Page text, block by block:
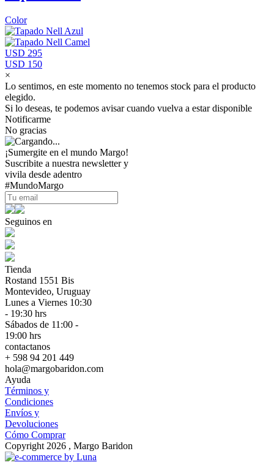
Color
USD 295
USD 150
×
Lo sentimos, en este momento no tenemos stock para el producto
elegido.
Si lo deseas, te podemos avisar cuando vuelva a estar disponible
Notificarme
No gracias
¡Sumergite en el mundo Margo!
Suscribite a nuestra newsletter y
vivila desde adentro
#MundoMargo
Seguinos en
Tienda
Rostand 1551 Bis
Montevideo, Uruguay
Lunes a Viernes 10:30
- 19:30 hrs
Sábados de 11:00 -
19:00 hrs
contactanos
+ 598 94 201 449
hola@margobaridon.com
Ayuda
Términos y
Condiciones
Envíos y
Devoluciones
Cómo Comprar
Copyright 2026 , Margo Baridon